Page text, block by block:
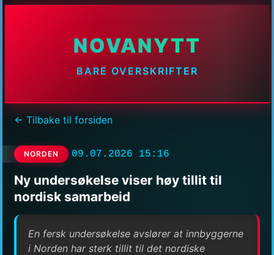
NOVANYTT
BARE OVERSKRIFTER
← Tilbake til forsiden
NORDEN 09.07.2026 15:16
Ny undersøkelse viser høy tillit til
nordisk samarbeid
En fersk undersøkelse avslører at innbyggerne
i Norden har sterk tillit til det nordiske